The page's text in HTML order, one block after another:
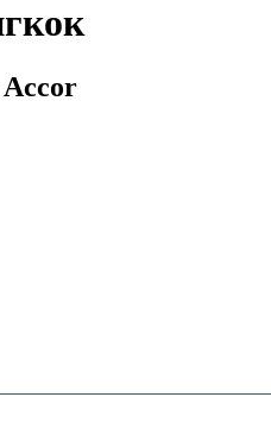
Accor